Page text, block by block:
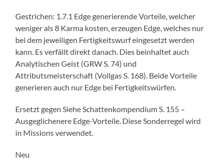
Gestrichen: 1.7.1 Edge generierende Vorteile, welcher
weniger als 8 Karma kosten, erzeugen Edge, welches nur
bei dem jeweiligen Fertigkeitswurf eingesetzt werden
kann. Es verfällt direkt danach. Dies beinhaltet auch
Analytischen Geist (GRW S. 74) und
Attributsmeisterschaft (Vollgas S. 168). Beide Vorteile
generieren auch nur Edge bei Fertigkeitswürfen.
Ersetzt gegen Siehe Schattenkompendium S. 155 –
Ausgeglichenere Edge-Vorteile. Diese Sonderregel wird
in Missions verwendet.
Neu